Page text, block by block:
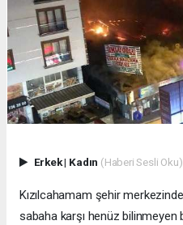
Erkek| Kadın (Haberi Sesli Oku)
Kızılcahamam şehir
sabaha karşı henüz bilinmeyen